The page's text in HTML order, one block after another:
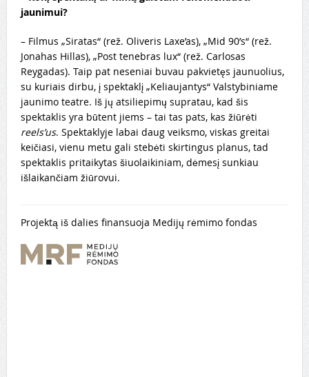
jaunimui?
– Filmus „Siratas“ (rež. Oliveris Laxe’as), „Mid 90’s“ (rež.
Jonahas Hillas), „Post tenebras lux“ (rež. Carlosas
Reygadas). Taip pat neseniai buvau pakvietęs jaunuolius,
su kuriais dirbu, į spektaklį „Keliaujantys“ Valstybiniame
jaunimo teatre. Iš jų atsiliepimų supratau, kad šis
spektaklis yra būtent jiems – tai tas pats, kas žiūrėti
reels’us. Spektaklyje labai daug veiksmo, viskas greitai
keičiasi, vienu metu gali stebėti skirtingus planus, tad
spektaklis pritaikytas šiuolaikiniam, dėmesį sunkiau
išlaikančiam žiūrovui.
Projektą iš dalies finansuoja Medijų rėmimo fondas